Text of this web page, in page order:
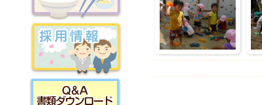
おいしいごはん
採用情報